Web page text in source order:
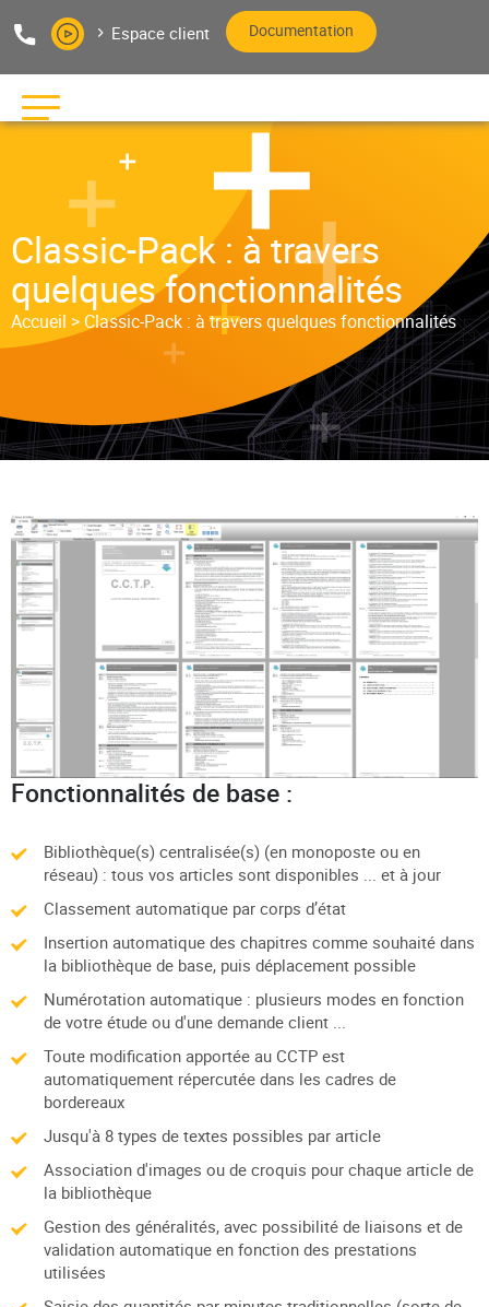
Espace client
Documentation
Classic-Pack : à travers
quelques fonctionnalités
Accueil > Classic-Pack : à travers quelques fonctionnalités
Fonctionnalités de base :
Bibliothèque(s) centralisée(s) (en monoposte ou en
réseau) : tous vos articles sont disponibles ... et à jour
Classement automatique par corps d’état
Insertion automatique des chapitres comme souhaité dans
la bibliothèque de base, puis déplacement possible
Numérotation automatique : plusieurs modes en fonction
de votre étude ou d'une demande client ...
Toute modification apportée au CCTP est
automatiquement répercutée dans les cadres de
bordereaux
Jusqu'à 8 types de textes possibles par article
Association d'images ou de croquis pour chaque article de
la bibliothèque
Gestion des généralités, avec possibilité de liaisons et de
validation automatique en fonction des prestations
utilisées